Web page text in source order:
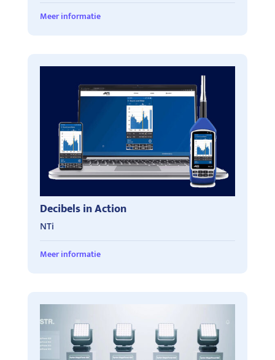
Meer informatie
Decibels in Action
NTi
Meer informatie